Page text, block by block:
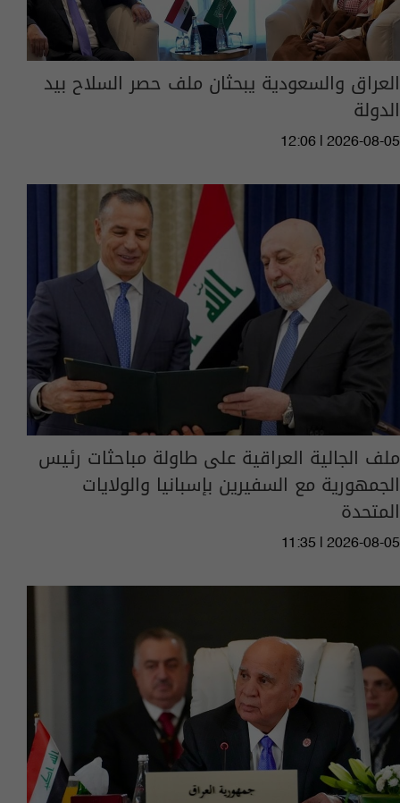
العراق والسعودية يبحثان ملف حصر السلاح بيد
الدولة
12:06 | 2026-08-05
ملف الجالية العراقية على طاولة مباحثات رئيس
الجمهورية مع السفيرين بإسبانيا والولايات
المتحدة
11:35 | 2026-08-05